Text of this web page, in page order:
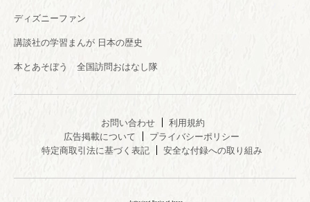
ディズニーファン
講談社の学習まんが 日本の歴史
本とあそぼう 全国訪問おはなし隊
お問い合わせ
利用規約
広告掲載について
プライバシーポリシー
特定商取引法に基づく表記
安全な付録への取り組み